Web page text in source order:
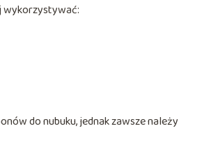
wykorzystywać:
do nubuku, jednak zawsze należy